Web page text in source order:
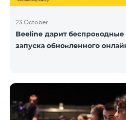
23 October
Beeline дарит
запуска обновленного